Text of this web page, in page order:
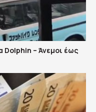
Dolphin – Άνεμοι έως